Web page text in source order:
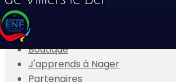
Actualités
Présentation
Adhésions en ligne
Boutique
J'apprends à Nager
Partenaires